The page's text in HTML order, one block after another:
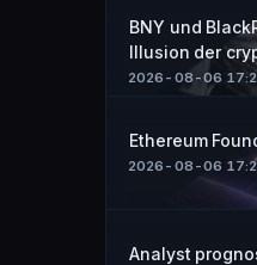
BNY und
Illusion der
2026-08-06
Ethereum
2026-08-06
Analyst